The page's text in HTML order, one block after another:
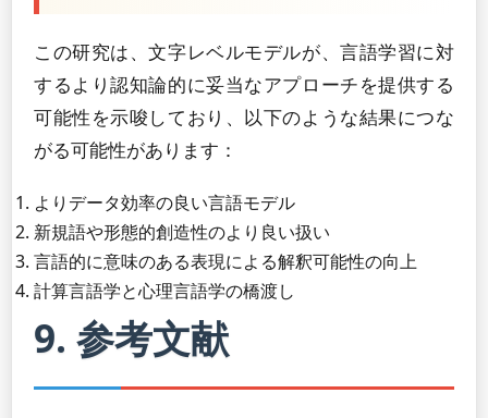
この研究は、文字レベルモデルが、言語学習に対
するより認知論的に妥当なアプローチを提供する
可能性を示唆しており、以下のような結果につな
がる可能性があります：
よりデータ効率の良い言語モデル
新規語や形態的創造性のより良い扱い
言語的に意味のある表現による解釈可能性の向上
計算言語学と心理言語学の橋渡し
9. 参考文献